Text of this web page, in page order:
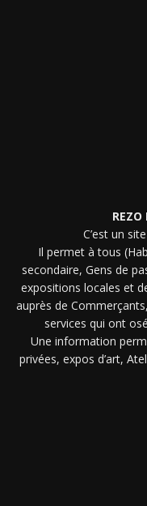
C’est un
Il permet à tous
secondaire, Gens de
expositions locales et
auprès de
services qui ont
Une information
privées, expos d’art,